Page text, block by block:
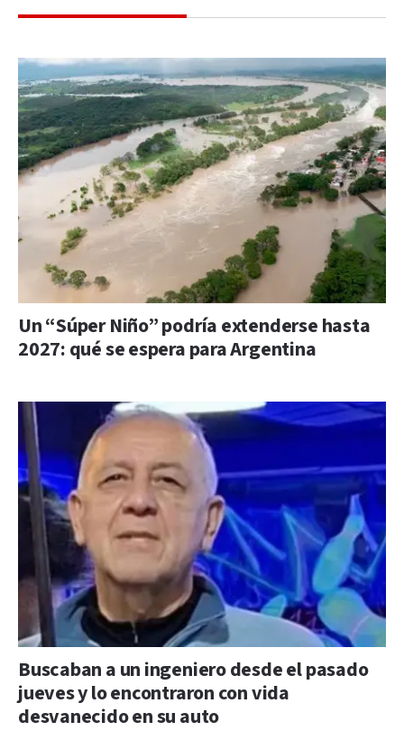
Un “Súper Niño” podría extenderse hasta
2027: qué se espera para Argentina
Buscaban a un ingeniero desde el pasado
jueves y lo encontraron con vida
desvanecido en su auto